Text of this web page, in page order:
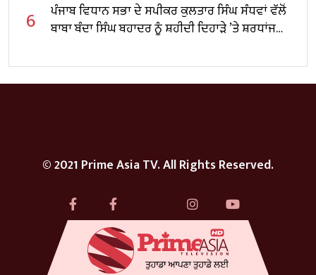
6
ਪੰਜਾਬ ਵਿਧਾਨ ਸਭਾ ਦੇ ਸਪੀਕਰ ਕੁਲਤਾਰ ਸਿੰਘ ਸੰਧਵਾਂ ਵੱਲੋਂ
ਬਾਬਾ ਬੰਦਾ ਸਿੰਘ ਬਹਾਦਰ ਨੂੰ ਸ਼ਹੀਦੀ ਦਿਹਾੜੇ ’ਤੇ ਸ਼ਰਧਾਂਜਲੀ
© 2021 Prime Asia TV. All Rights Reserved.